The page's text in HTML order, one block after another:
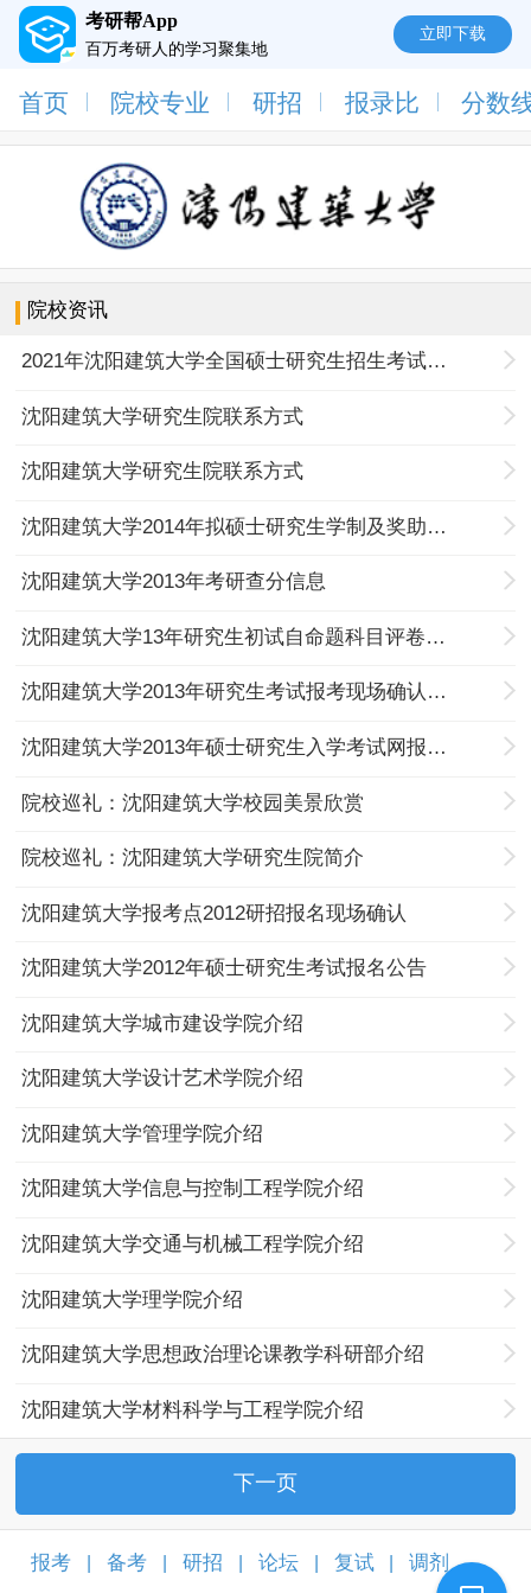
考研帮App
百万考研人的学习聚集地
立即下载
首页 院校专业 研招 报录比 分数
院校资讯
2021年沈阳建筑大学全国硕士研究生招生考试疫情防控工作公告
沈阳建筑大学研究生院联系方式
沈阳建筑大学研究生院联系方式
沈阳建筑大学2014年拟硕士研究生学制及奖助措施
沈阳建筑大学2013年考研查分信息
沈阳建筑大学13年研究生初试自命题科目评卷工作圆满结束
沈阳建筑大学2013年研究生考试报考现场确认公告
沈阳建筑大学2013年硕士研究生入学考试网报公告
院校巡礼：沈阳建筑大学校园美景欣赏
院校巡礼：沈阳建筑大学研究生院简介
沈阳建筑大学报考点2012研招报名现场确认
沈阳建筑大学2012年硕士研究生考试报名公告
沈阳建筑大学城市建设学院介绍
沈阳建筑大学设计艺术学院介绍
沈阳建筑大学管理学院介绍
沈阳建筑大学信息与控制工程学院介绍
沈阳建筑大学交通与机械工程学院介绍
沈阳建筑大学理学院介绍
沈阳建筑大学思想政治理论课教学科研部介绍
沈阳建筑大学材料科学与工程学院介绍
下一页
报考 备考 研招 论坛 复试 调剂